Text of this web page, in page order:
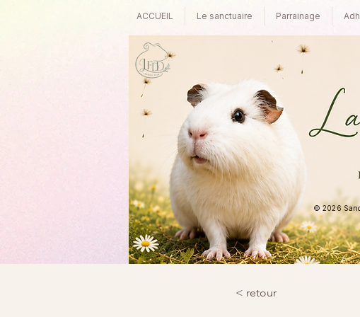
ACCUEIL Le sanctuaire Parrainage
© 2026
< retour